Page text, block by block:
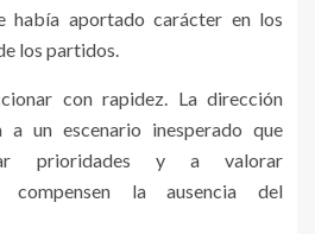
había aportado carácter en los
los partidos.
con rapidez. La dirección
un escenario inesperado que
prioridades y a valorar
compensen la ausencia del